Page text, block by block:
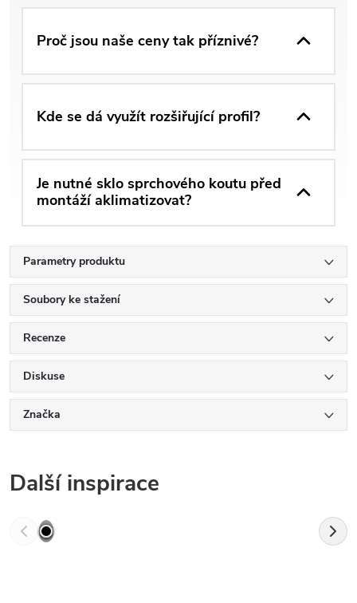
Proč jsou naše ceny tak příznivé?
Kde se dá využít rozšiřující profil?
Je nutné sklo sprchového koutu před
montáží aklimatizovat?
Parametry produktu
Soubory ke stažení
Recenze
Diskuse
Značka
Další inspirace